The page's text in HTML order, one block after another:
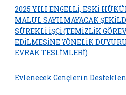
2025 YILI ENGELLİ, ESKİ
MALUL SAYILMAYACAK
SÜREKLİ İŞÇİ (TEMİZLİK
EDİLMESİNE YÖNELİK
EVRAK TESLİMLERİ)
Evlenecek Gençlerin